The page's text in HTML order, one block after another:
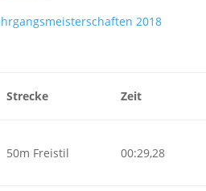
2018
Strecke Zeit
50m Freistil 00:29,28